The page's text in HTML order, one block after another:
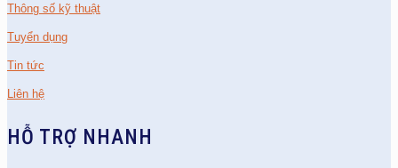
Thông số kỹ thuật
Tuyển dụng
Tin tức
Liên hệ
HỖ TRỢ NHANH